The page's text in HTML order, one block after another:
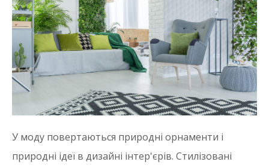
У моду повертаються природні орнаменти і
природні ідеї в дизайні інтер'єрів. Стилізовані